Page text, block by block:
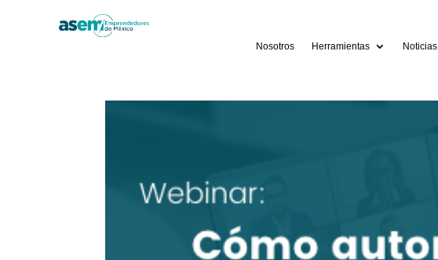
Nosotros Herramientas Noticias